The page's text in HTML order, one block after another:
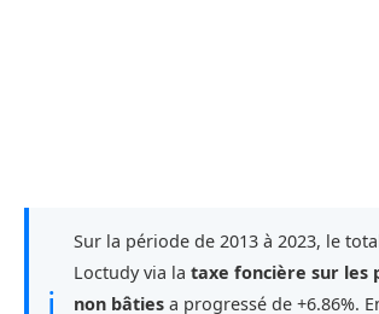
ℹ
Sur la période de 2013 à 2023, le
Loctudy via la taxe foncière sur les
non bâties a progressé de +6.86%.